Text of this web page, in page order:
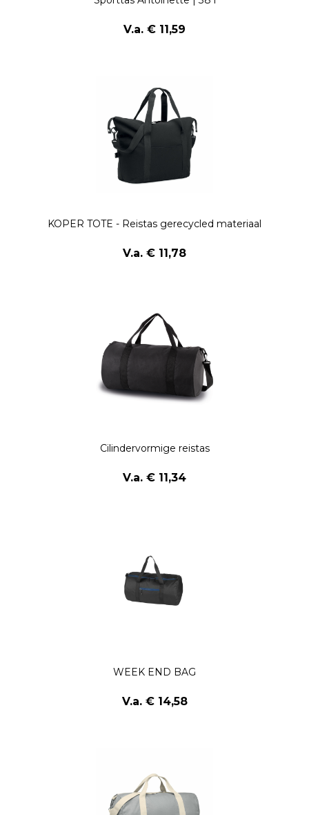
V.a. € 11,59
KOPER TOTE - Reistas gerecycled materiaal
V.a. € 11,78
Cilindervormige reistas
V.a. € 11,34
WEEK END BAG
V.a. € 14,58